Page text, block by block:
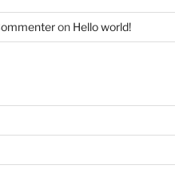
on Hello world!